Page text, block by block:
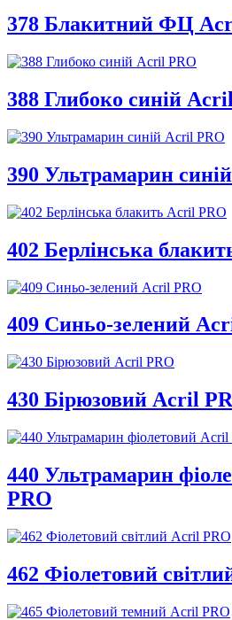
378 Блакитний ФЦ
388 Глибоко синій
390 Ультрамарин
402 Берлінська
409 Синьо-зелений
430 Бірюзовий Acril
440 Ультрамарин
PRO
462 Фіолетовий